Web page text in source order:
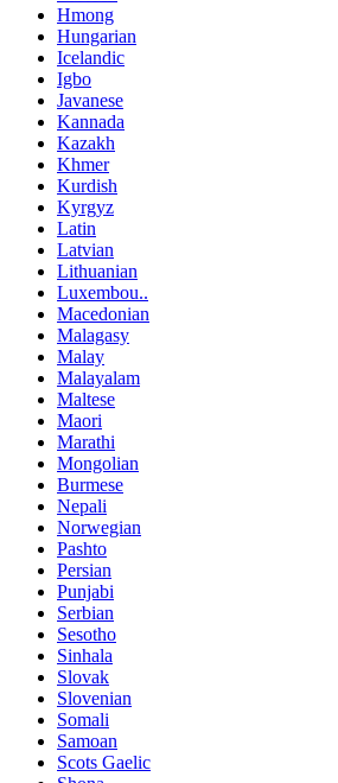
Hmong
Hungarian
Icelandic
Igbo
Javanese
Kannada
Kazakh
Khmer
Kurdish
Kyrgyz
Latin
Latvian
Lithuanian
Luxembou..
Macedonian
Malagasy
Malay
Malayalam
Maltese
Maori
Marathi
Mongolian
Burmese
Nepali
Norwegian
Pashto
Persian
Punjabi
Serbian
Sesotho
Sinhala
Slovak
Slovenian
Somali
Samoan
Scots Gaelic